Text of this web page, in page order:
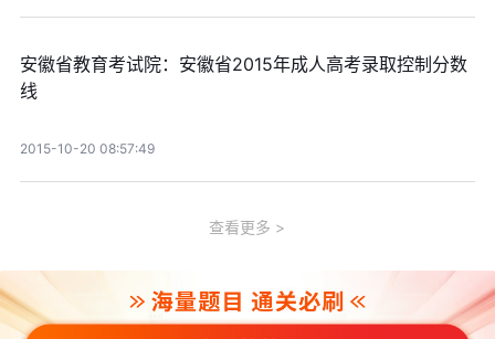
安徽省教育考试院：安徽省2015年成人高考录取控制分数
线
2015-10-20 08:57:49
查看更多